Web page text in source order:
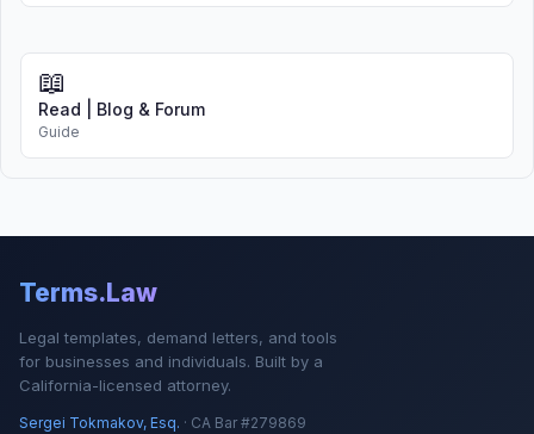
📖
Read | Blog & Forum
Guide
Terms.Law
Legal templates, demand letters, and tools
for businesses and individuals. Built by a
California-licensed attorney.
Sergei Tokmakov, Esq. · CA Bar #279869